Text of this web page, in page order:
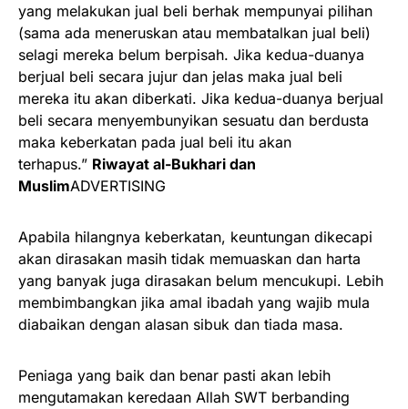
yang melakukan jual beli berhak mempunyai pilihan
(sama ada meneruskan atau membatalkan jual beli)
selagi mereka belum berpisah. Jika kedua-duanya
berjual beli secara jujur dan jelas maka jual beli
mereka itu akan diberkati. Jika kedua-duanya berjual
beli secara menyembunyikan sesuatu dan berdusta
maka keberkatan pada jual beli itu akan
terhapus.” Riwayat al-Bukhari dan
MuslimADVERTISING
Apabila hilangnya keberkatan, keuntungan dikecapi
akan dirasakan masih tidak memuaskan dan harta
yang banyak juga dirasakan belum mencukupi. Lebih
membimbangkan jika amal ibadah yang wajib mula
diabaikan dengan alasan sibuk dan tiada masa.
Peniaga yang baik dan benar pasti akan lebih
mengutamakan keredaan Allah SWT berbanding